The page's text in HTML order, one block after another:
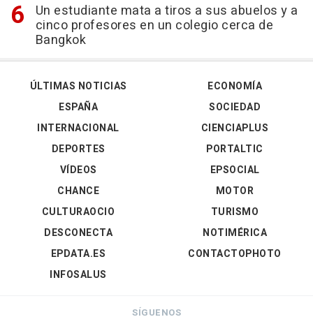
Un estudiante mata a tiros a sus abuelos y a
cinco profesores en un colegio cerca de
Bangkok
ÚLTIMAS NOTICIAS
ESPAÑA
INTERNACIONAL
DEPORTES
VÍDEOS
ECONOMÍA
SOCIEDAD
CIENCIAPLUS
PORTALTIC
EPSOCIAL
CHANCE
CULTURAOCIO
DESCONECTA
EPDATA.ES
INFOSALUS
MOTOR
TURISMO
NOTIMÉRICA
CONTACTOPHOTO
SÍGUENOS